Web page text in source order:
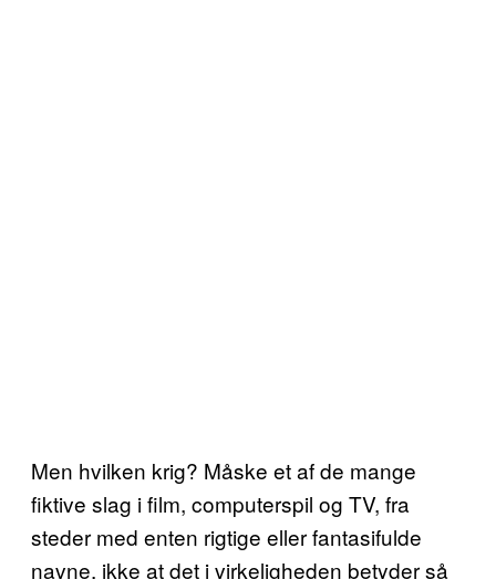
Men hvilken krig? Måske et af de mange
fiktive slag i film, computerspil og TV, fra
steder med enten rigtige eller fantasifulde
navne, ikke at det i virkeligheden betyder så